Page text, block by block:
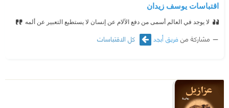
اقتباسات يوسف زيدان
لا يوجد في العالم أسمى من دفع الآلام عن إنسان لا يستطيع التعبير عن ألمه
مشاركة من فريق أبجد كل الاقتباسات